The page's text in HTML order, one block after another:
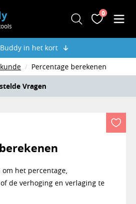
Zoeken
0
in het kort
Percentage berekenen
Vragen
het percentage,
de verhoging en verlaging te